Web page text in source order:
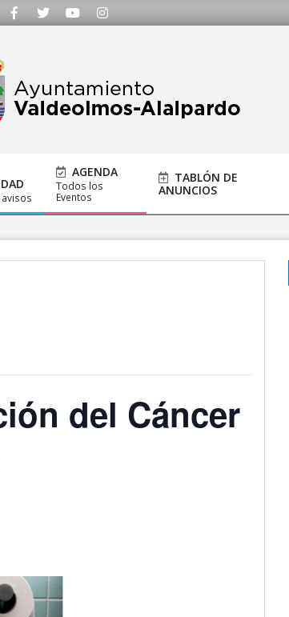
al 91 620 21 53 o escríbenos a ayuntamiento@alalpardo.org
AGENDA
Todos los
Eventos
TABLÓN DE
ANUNCIOS
del Cáncer